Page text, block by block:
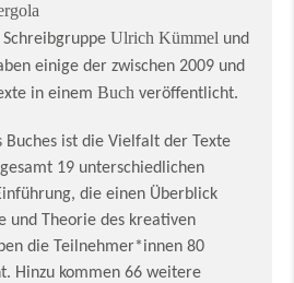
Ulrich Kümmel und
einige der zwischen 2009 und
in einem Buch veröffentlicht.
Buches ist die Vielfalt der Texte
19 unterschied­lichen
die einen Überblick
und Theorie des kreativen
die Teilnehmer*innen 80
Hinzu kommen 66 weitere